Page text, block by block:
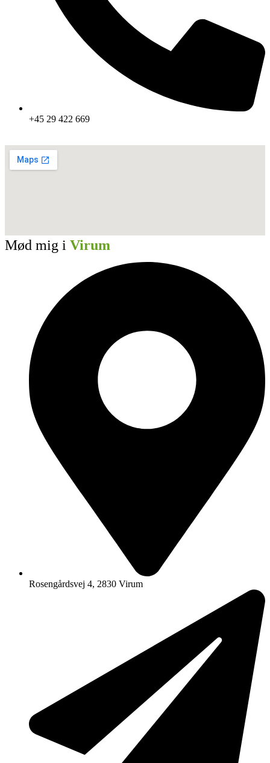
+45 29 422 669
Mød mig i Virum
Rosengårdsvej 4, 2830 Virum